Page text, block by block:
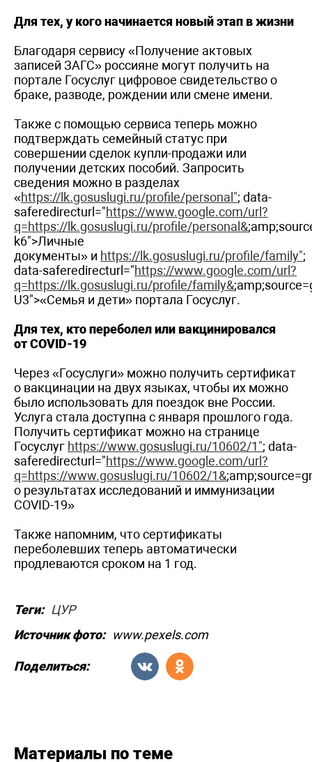
Для тех, у кого начинается новый этап в жизни
Благодаря сервису «Получение актовых
записей ЗАГС» россияне могут получить на
портале Госуслуг цифровое свидетельство о
браке, разводе, рождении или смене имени.
Также с помощью сервиса теперь можно
подтверждать семейный статус при
совершении сделок купли-продажи или
получении детских пособий. Запросить
сведения можно в разделах
«https://lk.gosuslugi.ru/profile/personal"; data-
saferedirecturl="https://www.google.com/url?
q=https://lk.gosuslugi.ru/profile/personal&
k6">Личные
документы» и https://lk.gosuslugi.ru/profile/family";
data-saferedirecturl="https://www.google.com/url?
q=https://lk.gosuslugi.ru/profile/family&
U3">«Семья и дети» портала Госуслуг.
Для тех, кто переболел или вакцинировался
от COVID-19
Через «Госуслуги» можно получить сертификат
о вакцинации на двух языках, чтобы их можно
было использовать для поездок вне России.
Услуга стала доступна с января прошлого года.
Получить сертификат можно на странице
Госуслуг https://www.gosuslugi.ru/10602/1"; data-
saferedirecturl="https://www.google.com/url?
q=https://www.gosuslugi.ru/10602/1&
о результатах исследований и иммунизации
COVID-19»
Также напомним, что сертификаты
переболевших теперь автоматически
продлеваются сроком на 1 год.
Теги: ЦУР
Источник фото: www.pexels.com
Поделиться:
Материалы по теме